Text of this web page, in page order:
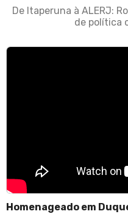
De Itaperuna à ALERJ:
de política
Homenageado em